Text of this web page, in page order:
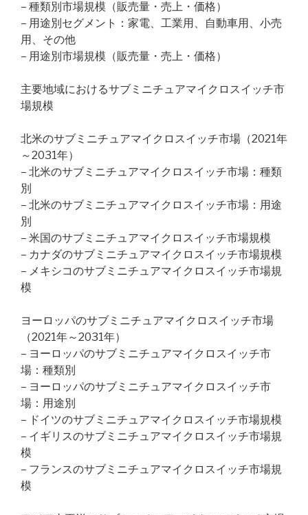
– 種類別市場規模（販売量・売上・価格）
– 用途別セグメント：家電、工業用、自動車用、小売
用、その他
– 用途別市場規模（販売量・売上・価格）
主要地域におけるサブミニチュアマイクロスイッチ市
場規模
北米のサブミニチュアマイクロスイッチ市場（2021年
～2031年）
– 北米のサブミニチュアマイクロスイッチ市場：種類
別
– 北米のサブミニチュアマイクロスイッチ市場：用途
別
– 米国のサブミニチュアマイクロスイッチ市場規模
– カナダのサブミニチュアマイクロスイッチ市場規模
– メキシコのサブミニチュアマイクロスイッチ市場規
模
ヨーロッパのサブミニチュアマイクロスイッチ市場
（2021年～2031年）
– ヨーロッパのサブミニチュアマイクロスイッチ市
場：種類別
– ヨーロッパのサブミニチュアマイクロスイッチ市
場：用途別
– ドイツのサブミニチュアマイクロスイッチ市場規模
– イギリスのサブミニチュアマイクロスイッチ市場規
模
– フランスのサブミニチュアマイクロスイッチ市場規
模